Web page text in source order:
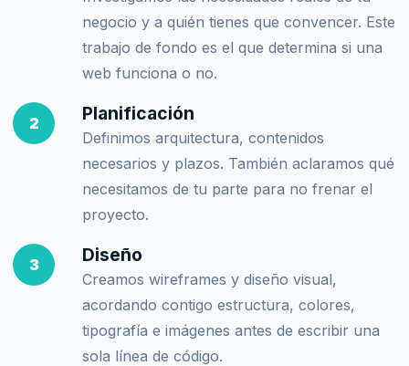
negocio y a quién tienes que convencer. Este
trabajo de fondo es el que determina si una
web funciona o no.
2 Planificación
Definimos arquitectura, contenidos
necesarios y plazos. También aclaramos qué
necesitamos de tu parte para no frenar el
proyecto.
3 Diseño
Creamos wireframes y diseño visual,
acordando contigo estructura, colores,
tipografía e imágenes antes de escribir una
sola línea de código.